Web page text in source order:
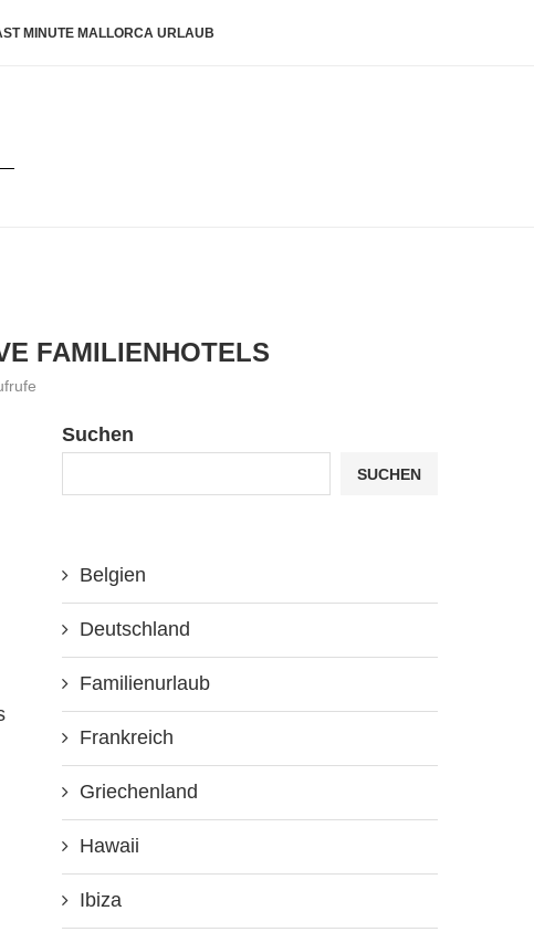
MINUTE MALLORCA URLAUB
FAMILIENHOTELS
Suchen
SUCHEN
Belgien
Deutschland
Familienurlaub
Frankreich
Griechenland
Hawaii
Ibiza